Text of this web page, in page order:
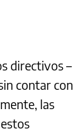
directivos –
contar con
las